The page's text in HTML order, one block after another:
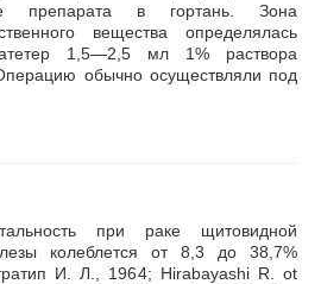
препарата в гортань. Зона
вещества определялась
1,5—2,5 мл 1% раствора
обычно осуществляли под
при раке щитовидной
колеблется от 8,3 до 38,7%
И. Л., 1964; Hirabayashi R. ot